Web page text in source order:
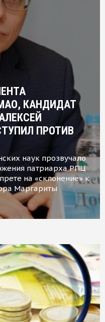
КАНДИДАТ
ПРОТИВ
наук прозвучало
патриарха РПЦ
на «склонение» к
Маргариты